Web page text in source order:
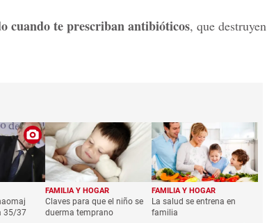
cuando te prescriban antibióticos, que destruyen
35/37
FAMILIA Y HOGAR
Claves para que el niño se
duerma temprano
FAMILIA Y HOGAR
La salud se entrena en
familia